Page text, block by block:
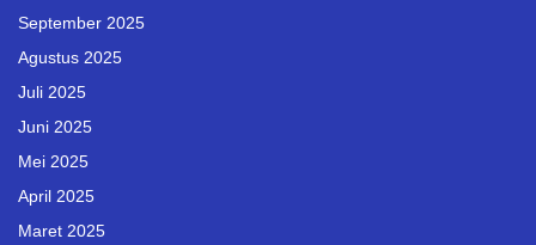
September 2025
Agustus 2025
Juli 2025
Juni 2025
Mei 2025
April 2025
Maret 2025